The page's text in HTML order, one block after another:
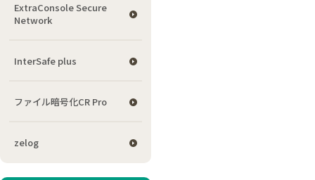
ExtraConsole Secure
Network
InterSafe plus
ファイル暗号化CR Pro
zelog